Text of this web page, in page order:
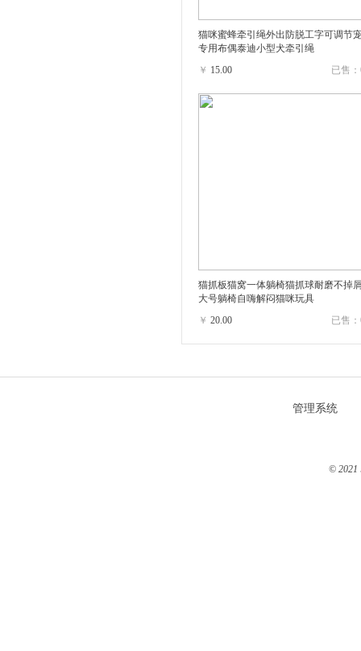
猫咪蜜蜂牵引绳外出防脱工字可调节
专用布偶泰迪小型犬牵引绳
￥ 15.00 已售
猫抓板猫窝一体躺椅猫抓球耐磨不掉
大号躺椅自嗨解闷猫咪玩具
￥ 20.00 已售
管理系统
© 2021